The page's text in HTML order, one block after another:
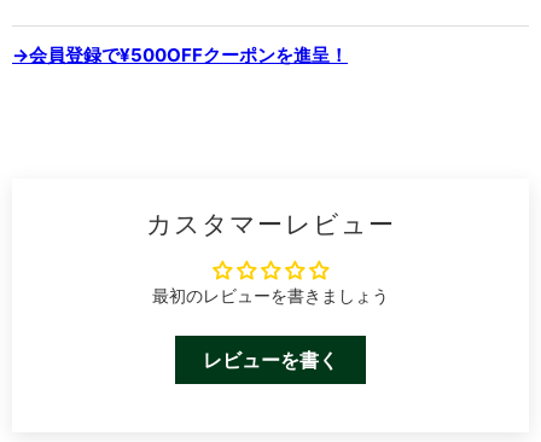
→会員登録で¥500OFFクーポンを進呈！
カスタマーレビュー
最初のレビューを書きましょう
レビューを書く